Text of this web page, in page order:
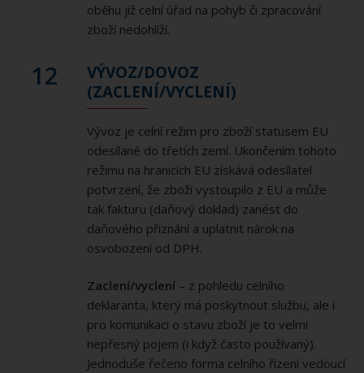
oběhu již celní úřad na pohyb či zpracování
zboží nedohlíží.
12
VÝVOZ/DOVOZ
(ZACLENÍ/VYCLENÍ)
Vývoz je celní režim pro zboží statusem EU
odesílané do třetích zemí. Ukončením tohoto
režimu na hranicích EU získává odesílatel
potvrzení, že zboží vystoupilo z EU a může
tak fakturu (daňový doklad) zanést do
daňového přiznání a uplatnit nárok na
osvobození od DPH.
Zaclení/vyclení – z pohledu celního
deklaranta, který má poskytnout službu, ale i
pro komunikaci o stavu zboží je to velmi
nepřesný pojem (i když často používaný).
Jednoduše řečeno forma celního řízení vedoucí